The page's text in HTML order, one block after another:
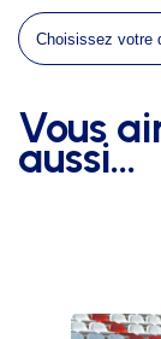
sur
abris
ht
-
long
Vous
aussi…